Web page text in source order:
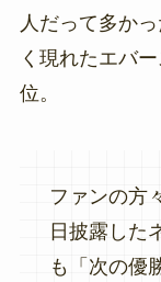
人だって多か
く現れたエバ
位。
ファンの方
日披露した
も「次の優